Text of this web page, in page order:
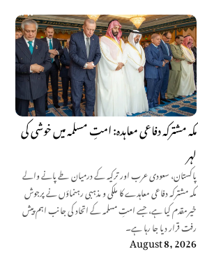
مکہ مشترکہ دفاعی معاہدہ: امتِ مسلمہ میں خوشی کی
لہر
پاکستان، سعودی عرب اور ترکیہ کے درمیان طے پانے والے
مکہ مشترکہ دفاعی معاہدے کا ملکی و مذہبی رہنماؤں نے پرجوش
خیرمقدم کیا ہے، جسے امتِ مسلمہ کے اتحاد کی جانب اہم پیش
رفت قرار دیا جا رہا ہے۔
August 8, 2026